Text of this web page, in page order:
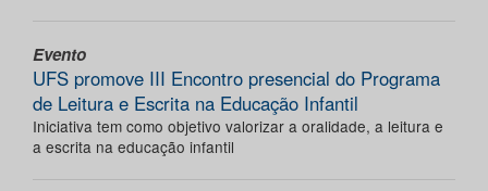
Evento
UFS promove III Encontro presencial do Programa
de Leitura e Escrita na Educação Infantil
Iniciativa tem como objetivo valorizar a oralidade, a leitura e
a escrita na educação infantil